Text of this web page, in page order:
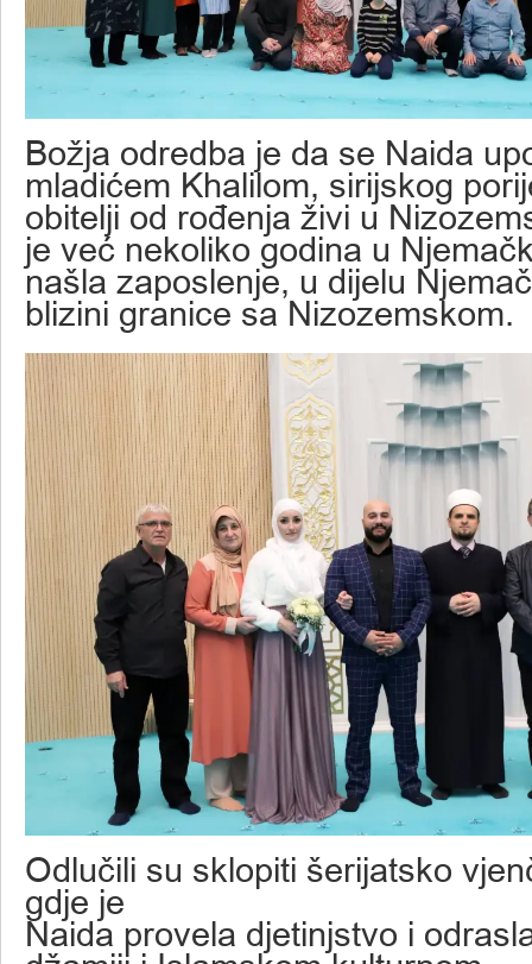
Božja odredba je da se Naida
mladićem Khalilom, sirijskog
obitelji od rođenja živi u
je već nekoliko godina u
našla zaposlenje, u dijelu
blizini granice sa Nizozemskom.
Odlučili su sklopiti šerijatsko
gdje je
Naida provela djetinjstvo i